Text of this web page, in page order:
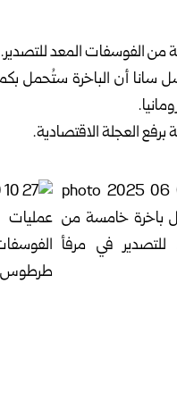
من الفوسفات المعد للتصدير.
العجلة الاقتصادية.